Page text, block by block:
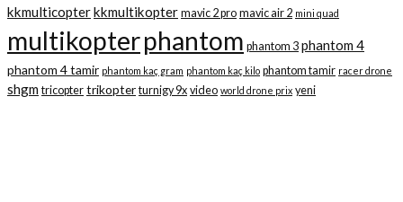
kkmulticopterkkmultikopter mavic 2 pro mavic air 2 mini quad
multikopterphantom phantom 3 phantom 4
phantom 4 tamir phantom kaç gram phantom kaç kilo phantom tamir racer drone
shgm tricopter trikopter turnigy 9x video world drone prix yeni